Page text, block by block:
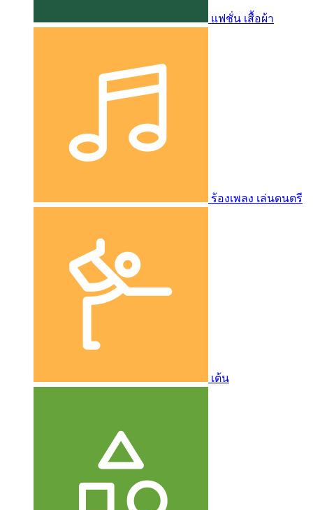
แฟชั่น เสื้อผ้า
ร้องเพลง เล่นดนตรี
เต้น